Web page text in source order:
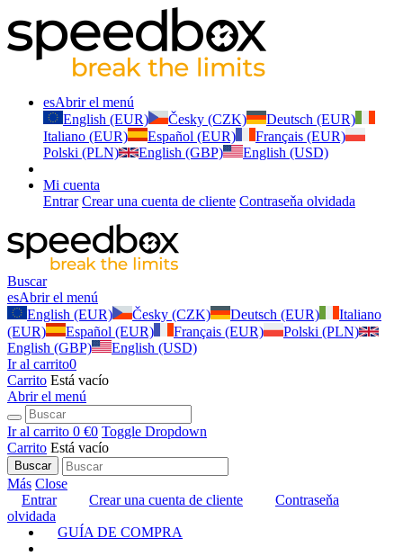
esAbrir el menú
English (EUR)
Česky (CZK)
Deutsch (EUR)
Italiano (EUR)
Español (EUR)
Français (EUR)
Polski (PLN)
English (GBP) English (USD)
Mi cuenta
Entrar Crear una cuenta de cliente Contraseňa olvidada
Buscar
esAbrir el menú
English (EUR)
Česky (CZK) Deutsch (EUR)
Italiano
(EUR)
Español (EUR) Français (EUR)
Polski (PLN)
English (GBP)
English (USD)
Ir al carrito0
Carrito Está vacío
Abrir el menú
Ir al carrito 0 €0 Toggle Dropdown
Carrito Está vacío
Buscar
Más Close
Entrar
Crear una cuenta de cliente
Contraseňa
olvidada
GUÍA DE COMPRA